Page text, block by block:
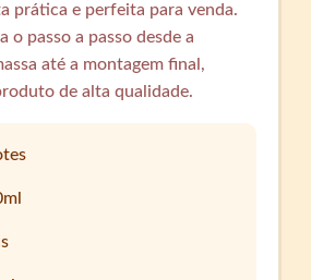
prática e perfeita para venda.
o passo a passo desde a
até a montagem final,
de alta qualidade.